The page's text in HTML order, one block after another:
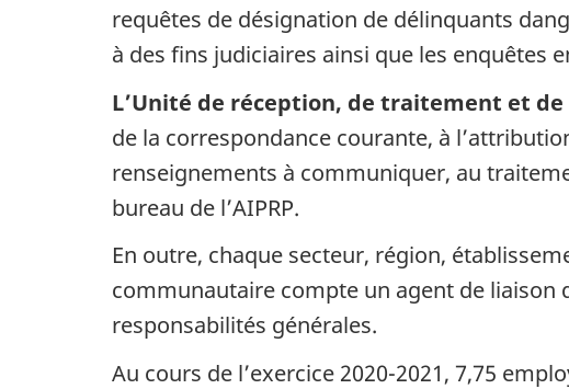
requêtes de désignation de délinquants
à des fins judiciaires ainsi que les enquêtes
L’Unité de réception, de traitement et de
de la correspondance courante, à
renseignements à communiquer, au
bureau de l’AIPRP.
En outre, chaque secteur, région,
communautaire compte un agent de liaison
responsabilités générales.
Au cours de l’exercice 2020-2021, 7,75